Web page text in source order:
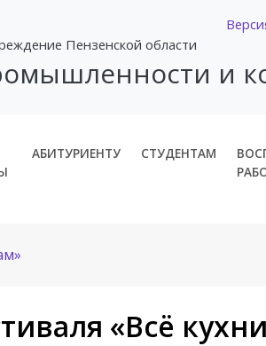
Пензенской области
и
АБИТУРИЕНТУ СТУДЕНТАМ
«Всё